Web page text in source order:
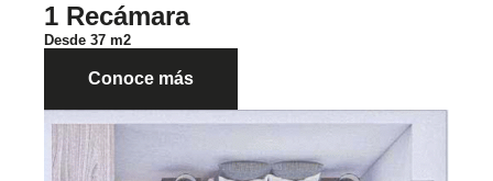
1 Recámara
Desde 37 m2
Conoce más